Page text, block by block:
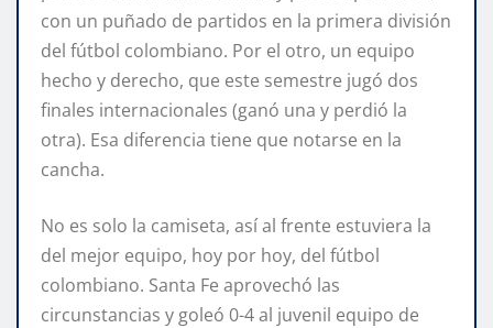
con un puñado de partidos en la primera división
del fútbol colombiano. Por el otro, un equipo
hecho y derecho, que este semestre jugó dos
finales internacionales (ganó una y perdió la
otra). Esa diferencia tiene que notarse en la
cancha.
No es solo la camiseta, así al frente estuviera la
del mejor equipo, hoy por hoy, del fútbol
colombiano. Santa Fe aprovechó las
circunstancias y goleó 0-4 al juvenil equipo de